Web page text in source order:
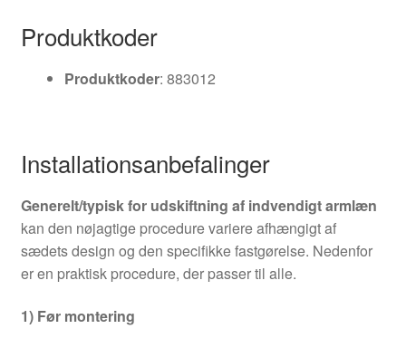
Produktkoder
Produktkoder: 883012
Installationsanbefalinger
Generelt/typisk for udskiftning af indvendigt armlæn
kan den nøjagtige procedure variere afhængigt af
sædets design og den specifikke fastgørelse. Nedenfor
er en praktisk procedure, der passer til alle.
1) Før montering